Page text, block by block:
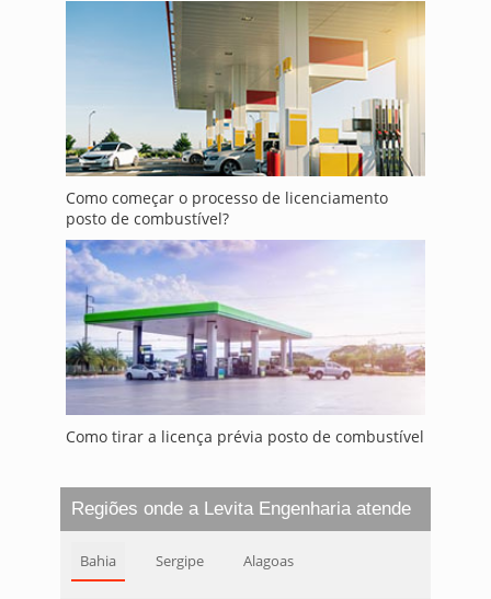
Como começar o processo de licenciamento
posto de combustível?
Como tirar a licença prévia posto de combustível
Regiões onde a Levita Engenharia atende
Bahia Sergipe Alagoas